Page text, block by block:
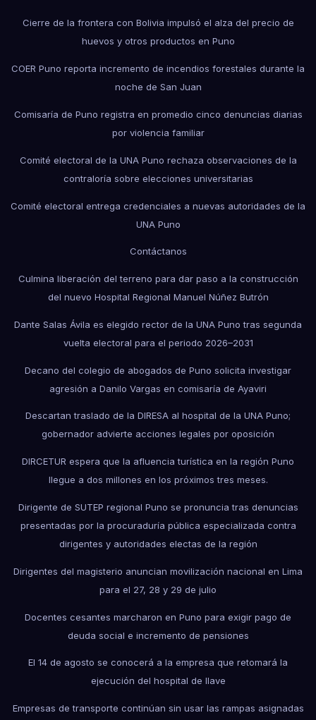
Cierre de la frontera con Bolivia impulsó el alza del precio de
huevos y otros productos en Puno
COER Puno reporta incremento de incendios forestales durante la
noche de San Juan
Comisaría de Puno registra en promedio cinco denuncias diarias
por violencia familiar
Comité electoral de la UNA Puno rechaza observaciones de la
contraloría sobre elecciones universitarias
Comité electoral entrega credenciales a nuevas autoridades de la
UNA Puno
Contáctanos
Culmina liberación del terreno para dar paso a la construcción
del nuevo Hospital Regional Manuel Núñez Butrón
Dante Salas Ávila es elegido rector de la UNA Puno tras segunda
vuelta electoral para el periodo 2026–2031
Decano del colegio de abogados de Puno solicita investigar
agresión a Danilo Vargas en comisaría de Ayaviri
Descartan traslado de la DIRESA al hospital de la UNA Puno;
gobernador advierte acciones legales por oposición
DIRCETUR espera que la afluencia turística en la región Puno
llegue a dos millones en los próximos tres meses.
Dirigente de SUTEP regional Puno se pronuncia tras denuncias
presentadas por la procuraduría pública especializada contra
dirigentes y autoridades electas de la región
Dirigentes del magisterio anuncian movilización nacional en Lima
para el 27, 28 y 29 de julio
Docentes cesantes marcharon en Puno para exigir pago de
deuda social e incremento de pensiones
El 14 de agosto se conocerá a la empresa que retomará la
ejecución del hospital de Ilave
Empresas de transporte continúan sin usar las rampas asignadas